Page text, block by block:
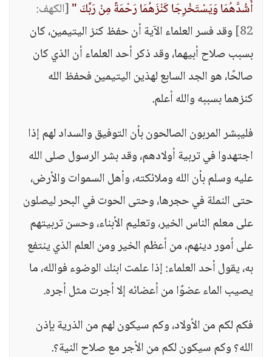
أَشُدَّهُمَا وَيَسْتَخْرِجَا كَنْزَهُمَا رَحْمَةً مِنْ رَبِّكَ "[الكهف:
82] وقد فسر العلماء الآية أن حفظ كنز اليتيمين، كان
بسبب صلاح أبيهما، وقد ذكر أحد العلماء أن الذي كان
صالحًا، هو الجد السابع لهذين اليتيمين فحفظ الله
كنزهما بسببه والله أعلم.
فليبشر المربون الصالحون بأن التوفيق والسداد لهم إذا
اجتهدوا في تربية أولادهم، وقد بشر الرسول صلى الله
عليه وسلم بأن الله وملائكته، وأهل السموات والأرض،
حتى النملة في حجرها، وحتى الحوت في البحر ليصلون
على معلم الناس الخير، وتعليم الأبناء، وحسن تربيتهم
على أمور دينهم، من أعظم الخير ومن العلم الذي ينتفع
به، يقول أحد العلماء: إذا علمت ابنك الوضوء فوالله، ما
يصيب الماء عضوًا من أعضائه إلا أجرت مثل أجره.
فكم لكم من الأولاد، وكم سيكون لهم من الذرية بإذن
الله؟ وكم سيكون لكم من الأجر مع صلاح النية؟.